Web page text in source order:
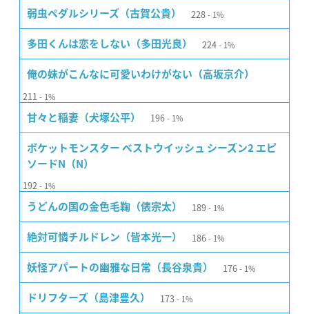
弱虫ペダルシリーズ（古賀公貴） 228 1%
多田くんは恋をしない（多田光良） 224 1%
俺の妹がこんなに可愛いわけがない（高坂京介）
211 1%
甘々と稲妻（犬塚公平） 196 1%
ポケットモンスター ベストウイッシュ シーズン2 エピ
ソードN（N）
192 1%
うどんの国の金色毛鞠（俵宗太） 189 1%
絶対可憐チルドレン（皆本光一） 186 1%
妖怪アパートの幽雅な日常（長谷泉貴） 176 1%
ドリフターズ（島津豊久） 173 1%